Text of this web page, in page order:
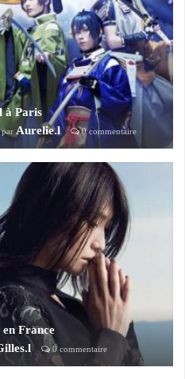
à Paris
Aurelie.l 0 commentaire
la comédie musicale japonaise à
exceptionnelles dans
de Paris.
France
0 commentaire
fois en concert hors du Japon le